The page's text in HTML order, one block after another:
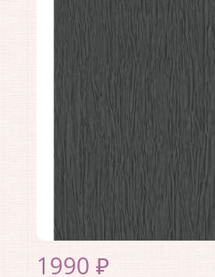
Материал покрытия:
Виниловое
Страна: Франция
Материал основы: Флизелин
Раппорт:
1990 ₽